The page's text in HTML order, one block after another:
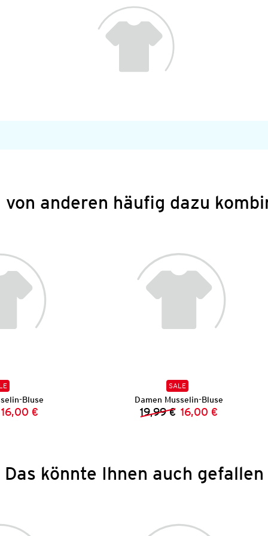
von anderen häufig dazu
Bluse
Preis:
Preis:
16,00 €
SALE
Damen Musselin-Bluse
Vorheriger Preis:
19,99 € Neuer Preis:
16,00 €
Das könnte Ihnen auch gefallen